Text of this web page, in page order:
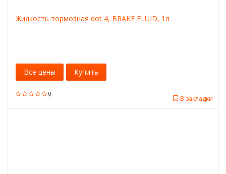
Жидкость тормозная dot 4, BRAKE FLUID, 1л
0
В закладки
Все цены Купить